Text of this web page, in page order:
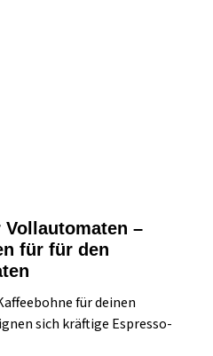
–
für für den
für deinen
sich kräftige Espresso-